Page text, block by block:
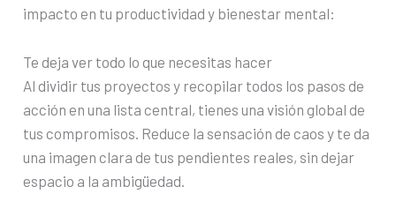
impacto en tu productividad y bienestar mental:
Te deja ver todo lo que necesitas hacer
Al dividir tus proyectos y recopilar todos los pasos de
acción en una lista central, tienes una visión global de
tus compromisos. Reduce la sensación de caos y te da
una imagen clara de tus pendientes reales, sin dejar
espacio a la ambigüedad.